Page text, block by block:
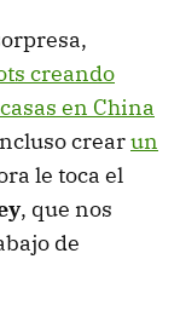
creando
en China
crearun
le toca el
, que nos
de